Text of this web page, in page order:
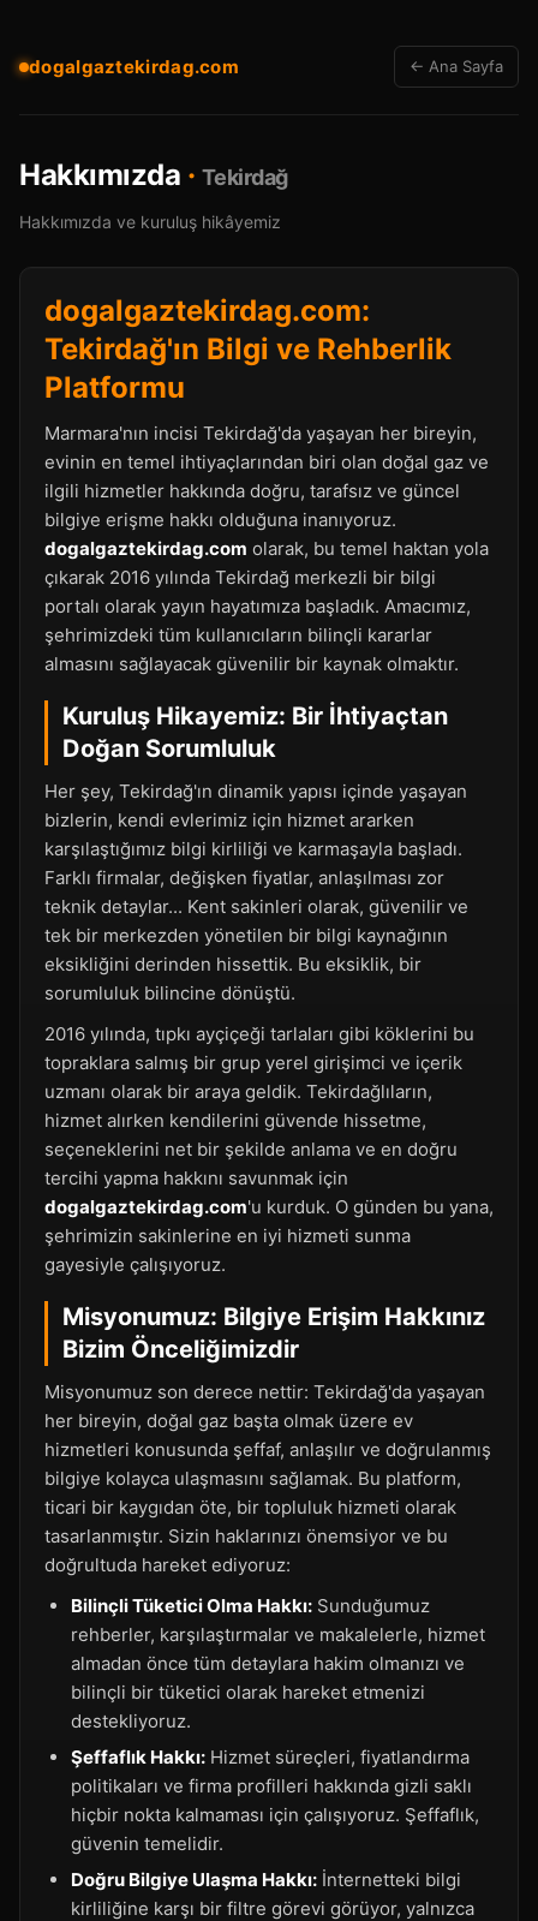
dogalgaztekirdag.com ← Ana Sayfa
Hakkımızda · Tekirdağ
Hakkımızda ve kuruluş hikâyemiz
dogalgaztekirdag.com:
Tekirdağ'ın Bilgi ve Rehberlik
Platformu
Marmara'nın incisi Tekirdağ'da yaşayan her bireyin,
evinin en temel ihtiyaçlarından biri olan doğal gaz ve
ilgili hizmetler hakkında doğru, tarafsız ve güncel
bilgiye erişme hakkı olduğuna inanıyoruz.
dogalgaztekirdag.com olarak, bu temel haktan yola
çıkarak 2016 yılında Tekirdağ merkezli bir bilgi
portalı olarak yayın hayatımıza başladık. Amacımız,
şehrimizdeki tüm kullanıcıların bilinçli kararlar
almasını sağlayacak güvenilir bir kaynak olmaktır.
Kuruluş Hikayemiz: Bir İhtiyaçtan
Doğan Sorumluluk
Her şey, Tekirdağ'ın dinamik yapısı içinde yaşayan
bizlerin, kendi evlerimiz için hizmet ararken
karşılaştığımız bilgi kirliliği ve karmaşayla başladı.
Farklı firmalar, değişken fiyatlar, anlaşılması zor
teknik detaylar... Kent sakinleri olarak, güvenilir ve
tek bir merkezden yönetilen bir bilgi kaynağının
eksikliğini derinden hissettik. Bu eksiklik, bir
sorumluluk bilincine dönüştü.
2016 yılında, tıpkı ayçiçeği tarlaları gibi köklerini bu
topraklara salmış bir grup yerel girişimci ve içerik
uzmanı olarak bir araya geldik. Tekirdağlıların,
hizmet alırken kendilerini güvende hissetme,
seçeneklerini net bir şekilde anlama ve en doğru
tercihi yapma hakkını savunmak için
dogalgaztekirdag.com'u kurduk. O günden bu yana,
şehrimizin sakinlerine en iyi hizmeti sunma
gayesiyle çalışıyoruz.
Misyonumuz: Bilgiye Erişim Hakkınız
Bizim Önceliğimizdir
Misyonumuz son derece nettir: Tekirdağ'da yaşayan
her bireyin, doğal gaz başta olmak üzere ev
hizmetleri konusunda şeffaf, anlaşılır ve doğrulanmış
bilgiye kolayca ulaşmasını sağlamak. Bu platform,
ticari bir kaygıdan öte, bir topluluk hizmeti olarak
tasarlanmıştır. Sizin haklarınızı önemsiyor ve bu
doğrultuda hareket ediyoruz:
Bilinçli Tüketici Olma Hakkı: Sunduğumuz
rehberler, karşılaştırmalar ve makalelerle, hizmet
almadan önce tüm detaylara hakim olmanızı ve
bilinçli bir tüketici olarak hareket etmenizi
destekliyoruz.
Şeffaflık Hakkı: Hizmet süreçleri, fiyatlandırma
politikaları ve firma profilleri hakkında gizli saklı
hiçbir nokta kalmaması için çalışıyoruz. Şeffaflık,
güvenin temelidir.
Doğru Bilgiye Ulaşma Hakkı: İnternetteki bilgi
kirliliğine karşı bir filtre görevi görüyor, yalnızca